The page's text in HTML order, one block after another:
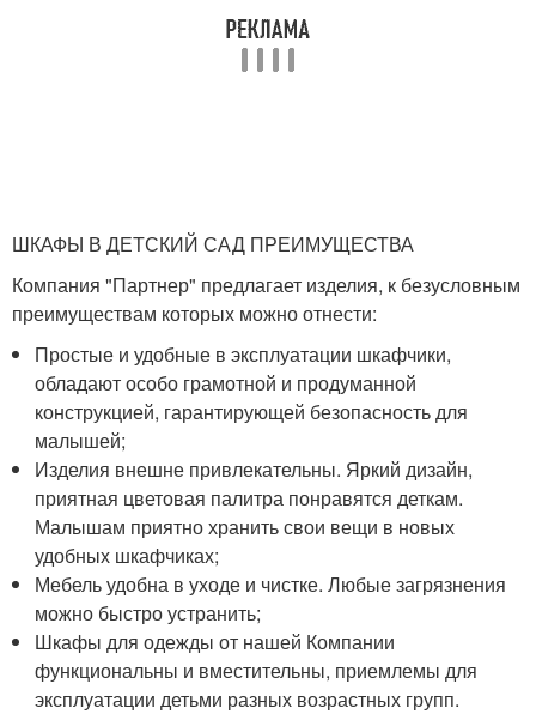
ШКАФЫ В ДЕТСКИЙ САД ПРЕИМУЩЕСТВА
Компания "Партнер" предлагает изделия, к безусловным
преимуществам которых можно отнести:
Простые и удобные в эксплуатации шкафчики,
обладают особо грамотной и продуманной
конструкцией, гарантирующей безопасность для
малышей;
Изделия внешне привлекательны. Яркий дизайн,
приятная цветовая палитра понравятся деткам.
Малышам приятно хранить свои вещи в новых
удобных шкафчиках;
Мебель удобна в уходе и чистке. Любые загрязнения
можно быстро устранить;
Шкафы для одежды от нашей Компании
функциональны и вместительны, приемлемы для
эксплуатации детьми разных возрастных групп.